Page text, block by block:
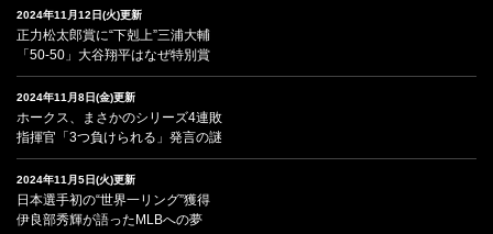
2024年11月12日(火)更新
正力松太郎賞に“下剋上”三浦大輔
「50-50」大谷翔平はなぜ特別賞
2024年11月8日(金)更新
ホークス、まさかのシリーズ4連敗
指揮官「3つ負けられる」発言の謎
2024年11月5日(火)更新
日本選手初の“世界一リング”獲得
伊良部秀輝が語ったMLBへの夢